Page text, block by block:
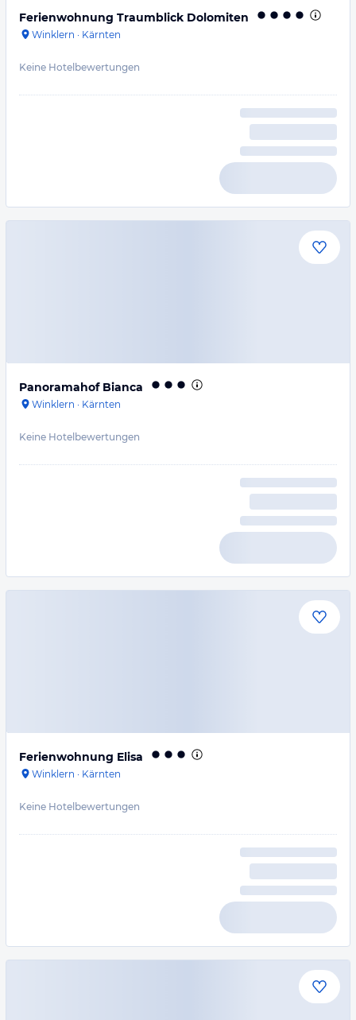
Ferienwohnung Traumblick Dolomiten
Winklern · Kärnten
Keine Hotelbewertungen
Panoramahof Bianca
Winklern · Kärnten
Keine Hotelbewertungen
Ferienwohnung Elisa
Winklern · Kärnten
Keine Hotelbewertungen